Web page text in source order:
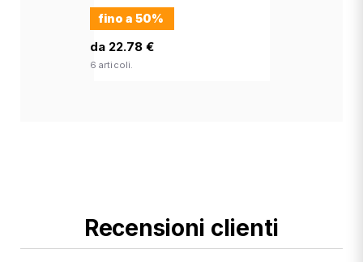
fino a 50%
da 22.78 €
6 articoli.
Recensioni clienti